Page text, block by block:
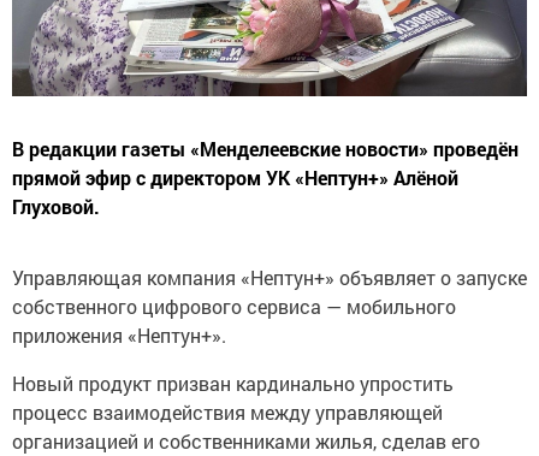
В редакции газеты «Менделеевские новости» проведён
прямой эфир с директором УК «Нептун+» Алёной
Глуховой.
Управляющая компания «Нептун+» объявляет о запуске
собственного цифрового сервиса — мобильного
приложения «Нептун+».
Новый продукт призван кардинально упростить
процесс взаимодействия между управляющей
организацией и собственниками жилья, сделав его